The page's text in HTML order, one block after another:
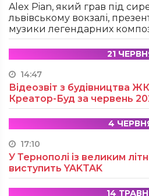
Alex Pian, який грав під
львівському вокзалі,
музики легендарних
21
14:47
Відеозвіт з будівництва
Креатор-Буд за червень
4
17:10
У Тернополі із великим
виступить YAKTAK
14